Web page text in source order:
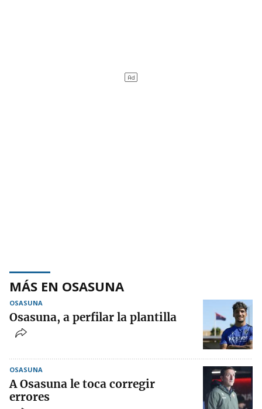
MÁS EN OSASUNA
OSASUNA
Osasuna, a perfilar la plantilla
OSASUNA
A Osasuna le toca corregir
errores